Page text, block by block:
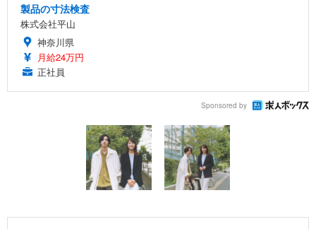
製品の寸法検査
株式会社平山
神奈川県
月給24万円
正社員
Sponsored by